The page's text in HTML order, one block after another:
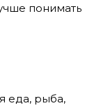
понимать
еда, рыба,